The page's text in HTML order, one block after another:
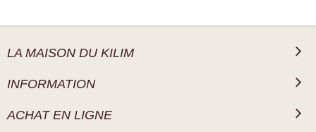
LA MAISON DU KILIM
INFORMATION
ACHAT EN LIGNE